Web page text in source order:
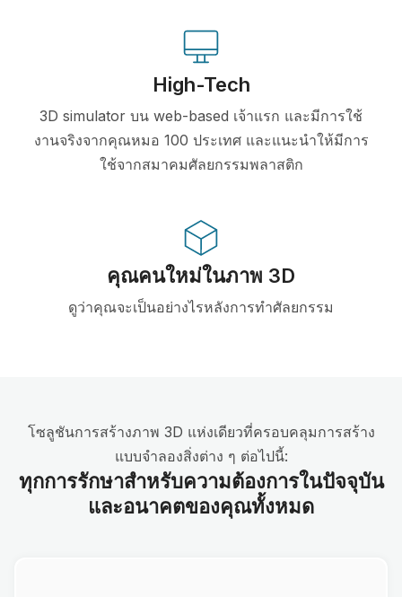
High-Tech
3D simulator บน web-based เจ้าแรก และมีการใช้
งานจริงจากคุณหมอ 100 ประเทศ และแนะนำให้มีการ
ใช้จากสมาคมศัลยกรรมพลาสติก
คุณคนใหม่ในภาพ 3D
ดูว่าคุณจะเป็นอย่างไรหลังการทำศัลยกรรม
โซลูชันการสร้างภาพ 3D แห่งเดียวที่ครอบคลุมการสร้าง
แบบจำลองสิ่งต่าง ๆ ต่อไปนี้:
ทุกการรักษาสำหรับความต้องการในปัจจุบัน
และอนาคตของคุณทั้งหมด